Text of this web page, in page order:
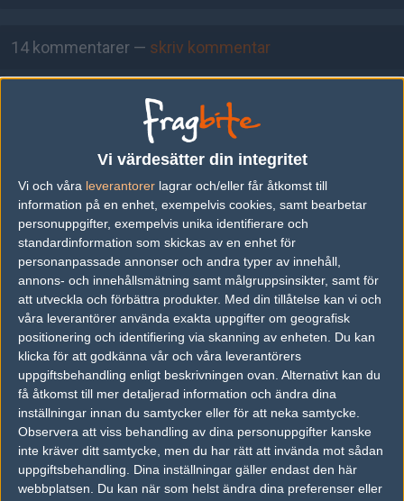
Vi värdesätter din integritet
Vi och våra leverantorer lagrar och/eller får åtkomst till
information på en enhet, exempelvis cookies, samt bearbetar
personuppgifter, exempelvis unika identifierare och
standardinformation som skickas av en enhet för
personanpassade annonser och andra typer av innehåll,
annons- och innehållsmätning samt målgruppsinsikter, samt för
att utveckla och förbättra produkter. Med din tillåtelse kan vi och
våra leverantörer använda exakta uppgifter om geografisk
positionering och identifiering via skanning av enheten. Du kan
klicka för att godkänna vår och våra leverantörers
uppgiftsbehandling enligt beskrivningen ovan. Alternativt kan du
få åtkomst till mer detaljerad information och ändra dina
inställningar innan du samtycker eller för att neka samtycke.
Observera att viss behandling av dina personuppgifter kanske
inte kräver ditt samtycke, men du har rätt att invända mot sådan
uppgiftsbehandling. Dina inställningar gäller endast den här
webbplatsen. Du kan när som helst ändra dina preferenser eller
14 kommentarer — skriv kommentar
humpedink
2006-12-18 21:58
complexity <3
dom är vassa :D
Old School
2006-12-18 22:45
Skulle inte förvåna mig om zEx tar detta. =>
#3Fernando Torres
Hall of Fame
2006-12-18 23:43
Sist dom spela på LAN vann zEx :/
#4 chrizt0ffer